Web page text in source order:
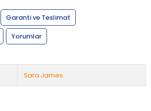
Garanti ve Teslimat
Yorumlar
Sara James